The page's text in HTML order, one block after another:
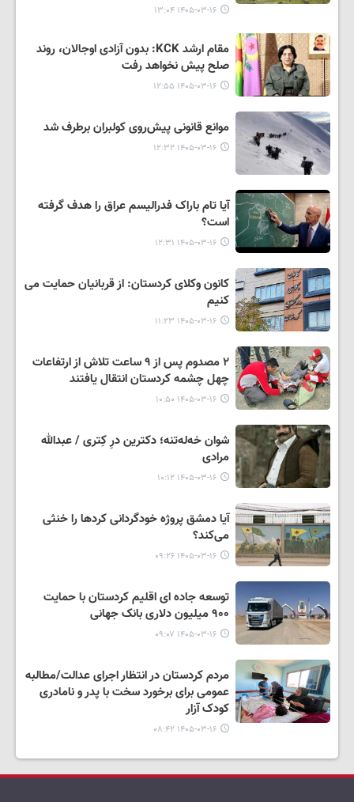
۱۴۰۵-۰۳-۱۶ ۱۳:۰۴
مقام ارشد KCK: بدون آزادی اوجالان، روند
صلح پیش نخواهد رفت
۱۴۰۵-۰۳-۱۶ ۱۲:۵۵
موانع قانونی پیش‌روی کولبران برطرف شد
۱۴۰۵-۰۳-۱۶ ۱۲:۳۲
آیا تام باراک فدرالیسم عراق را هدف گرفته
است؟
۱۴۰۵-۰۳-۱۶ ۱۲:۳۱
کانون وکلای کردستان: از قربانیان حمایت می
کنیم
۱۴۰۵-۰۳-۱۶ ۱۱:۲۳
۲ مصدوم پس از ۹ ساعت تلاش از ارتفاعات
چهل چشمه کردستان انتقال یافتند
۱۴۰۵-۰۳-۱۶ ۱۰:۵۰
شوان‌ خه‌له‌تنه؛ دکترین درِ کِتری / عبدالله
مرادی
۱۴۰۵-۰۳-۱۶ ۱۰:۱۲
آیا دمشق پروژه خودگردانی کردها را خنثی
می‌کند؟
۱۴۰۵-۰۳-۱۶ ۰۹:۲۶
توسعه جاده ای اقلیم کردستان با حمایت
۹۰۰ میلیون دلاری بانک جهانی
۱۴۰۵-۰۳-۱۶ ۰۹:۰۷
مردم کردستان در انتظار اجرای عدالت/مطالبه
عمومی برای برخورد سخت با پدر و نامادری
کودک آزار
۱۴۰۵-۰۳-۱۶ ۰۸:۴۲